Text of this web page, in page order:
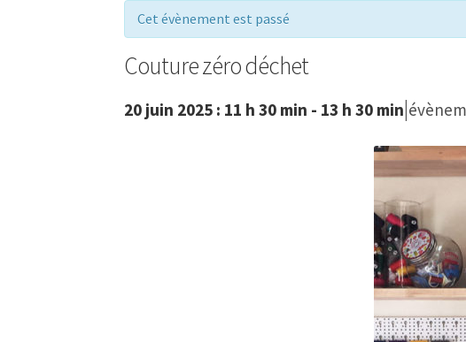
Cet évènement est passé
Couture zéro déchet
20 juin 2025 : 11 h 30 min - 13 h 30 min|